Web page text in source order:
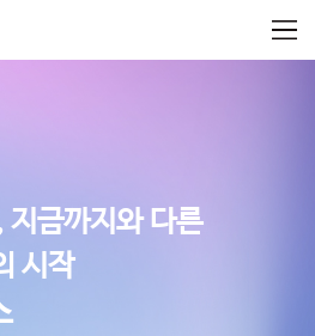
금까지와 다른
시작